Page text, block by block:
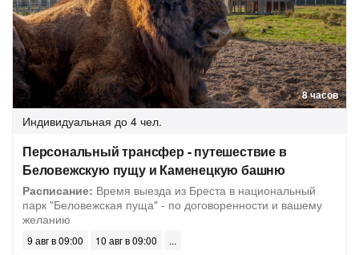
8 часов
Индивидуальная до 4 чел.
Персональный трансфер - путешествие в
Беловежскую пущу и Каменецкую башню
Расписание: Время выезда из Бреста в национальный
парк "Беловежская пуща" - по договоренности и вашему
желанию
9 авг в 09:00 10 авг в 09:00